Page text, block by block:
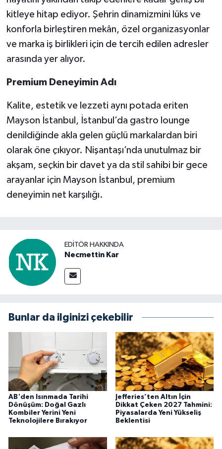
kitleye hitap ediyor. Şehrin dinamizmini lüks ve
konforla birleştiren mekân, özel organizasyonlar
ve marka iş birlikleri için de tercih edilen adresler
arasında yer alıyor.
Premium Deneyimin Adı
Kalite, estetik ve lezzeti aynı potada eriten
Mayson İstanbul, İstanbul’da gastro lounge
denildiğinde akla gelen güçlü markalardan biri
olarak öne çıkıyor. Nişantaşı’nda unutulmaz bir
akşam, seçkin bir davet ya da stil sahibi bir gece
arayanlar için Mayson İstanbul, premium
deneyimin net karşılığı.
EDITÖR HAKKINDA
Necmettin Kar
Bunlar da ilginizi çekebilir
AB'den Isınmada Tarihi
Dönüşüm: Doğal Gazlı
Kombiler Yerini Yeni
Teknolojilere Bırakıyor
Jefferies’ten Altın İçin
Dikkat Çeken 2027 Tahmini:
Piyasalarda Yeni Yükseliş
Beklentisi